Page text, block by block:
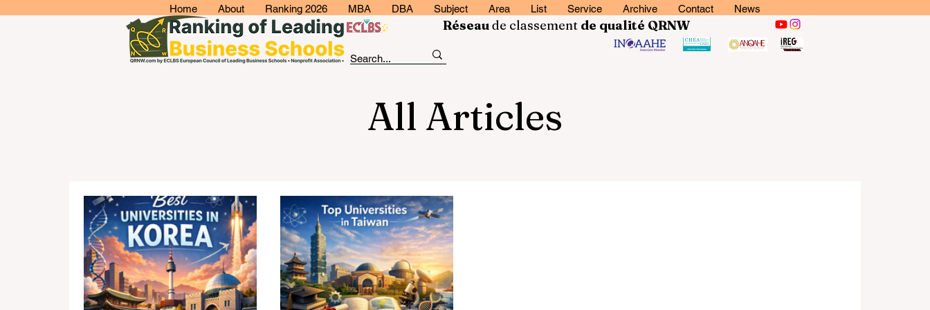
Home About Ranking 2026 MBA DBA Subject Area List Service Archive Contact News
Réseaude classement de qualité QRNW
All Articles